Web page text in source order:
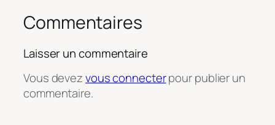
Commentaires
Laisser un commentaire
Vous devezvous connecterpour publier un
commentaire.